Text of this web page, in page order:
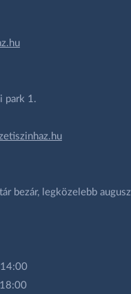
park 1.
bezár, legközelebb